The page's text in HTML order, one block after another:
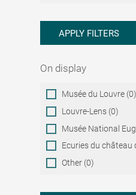
APPLY FILTERS
On display
On
display
Musée du Louvre (0)
Louvre-Lens (0)
Musée National
Ecuries du château
Other (0)